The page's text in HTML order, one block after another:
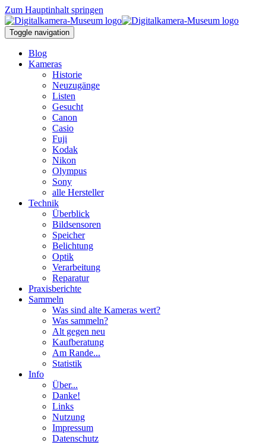
Zum Hauptinhalt springen
Toggle navigation
Blog
Kameras
Historie
Neuzugänge
Listen
Gesucht
Canon
Casio
Fuji
Kodak
Nikon
Olympus
Sony
alle Hersteller
Technik
Überblick
Bildsensoren
Speicher
Belichtung
Optik
Verarbeitung
Reparatur
Praxisberichte
Sammeln
Was sind alte Kameras wert?
Was sammeln?
Alt gegen neu
Kaufberatung
Am Rande...
Statistik
Info
Über...
Danke!
Links
Nutzung
Impressum
Datenschutz